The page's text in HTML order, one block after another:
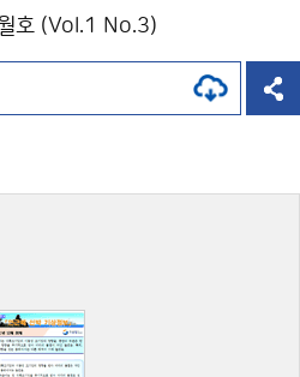
호 (Vol.1 No.3)